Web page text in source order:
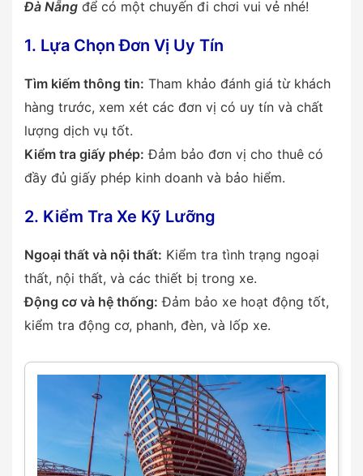
Đà Nẵng để có một chuyến đi chơi vui vẻ nhé!
1. Lựa Chọn Đơn Vị Uy Tín
Tìm kiếm thông tin: Tham khảo đánh giá từ khách
hàng trước, xem xét các đơn vị có uy tín và chất
lượng dịch vụ tốt.
Kiểm tra giấy phép: Đảm bảo đơn vị cho thuê có
đầy đủ giấy phép kinh doanh và bảo hiểm.
2. Kiểm Tra Xe Kỹ Lưỡng
Ngoại thất và nội thất: Kiểm tra tình trạng ngoại
thất, nội thất, và các thiết bị trong xe.
Động cơ và hệ thống: Đảm bảo xe hoạt động tốt,
kiểm tra động cơ, phanh, đèn, và lốp xe.